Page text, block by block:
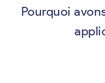
Pourquoi